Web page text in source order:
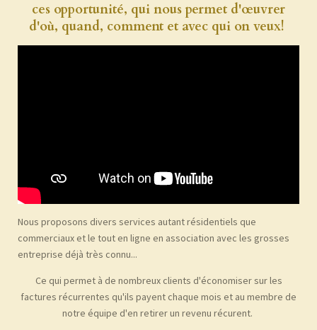
ces opportunité, qui nous permet d'œuvrer
d'où, quand, comment et avec qui on veux!
Nous proposons divers services autant résidentiels que
commerciaux et le tout en ligne en association avec les grosses
entreprise déjà très connu...
Ce qui permet à de nombreux clients d'économiser sur les
factures récurrentes qu'ils payent chaque mois et au membre de
notre équipe d'en retirer un revenu récurent.